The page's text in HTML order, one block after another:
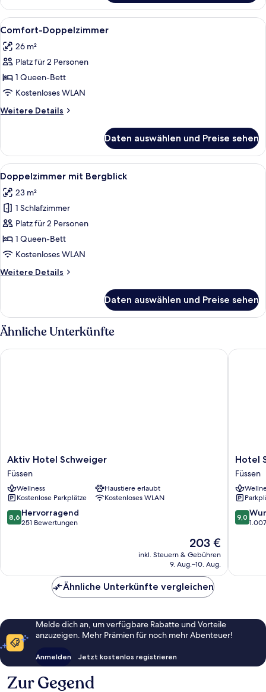
Doppelzimmer
Alle
Fotos
für
Comfort-
Doppelzimmer
anzeigen
Ein Hotelzimmer mit einem großen
6
Comfort-Doppelzimmer
26 m²
Platz für 2 Personen
1 Queen-Bett
Kostenloses WLAN
Weitere Details
Weitere
Doppelzimmer
Daten auswählen und Preise sehen
Alle
Fotos
für
Doppelzimmer
mit
Bergblick
anzeigen
Ein Hotelzimmer mit Bett,
4
Doppelzimmer mit Bergblick
23 m²
1 Schlafzimmer
Platz für 2 Personen
1 Queen-Bett
Kostenloses WLAN
Weitere Details
Weitere
mit
Bergblick
Daten auswählen und Preise sehen
Ähnliche Unterkünfte
Aktiv
Hotel
Schweiger
Füssen
Aktiv Hotel Schweiger
Füssen
Wellness
Haustiere erlaubt
Kostenlose Parkplätze
Kostenloses WLAN
8.6
von
8,6 Hervorragend
251 Bewertungen
Der
Preis
beträgt
203 €
inkl. Steuern & Gebühren
9. Aug.–10. Aug.
Aktiv Hotel Schweiger
Hotel
Füssen
Hotel
Füssen
9.0
von
9,0
Hotel
Ähnliche Unterkünfte vergleichen
Melde dich an, um verfügbare Rabatte und Vorteile
anzuzeigen. Mehr Prämien für noch mehr Abenteuer!
Anmelden Jetzt kostenlos registrieren
Zur Gegend